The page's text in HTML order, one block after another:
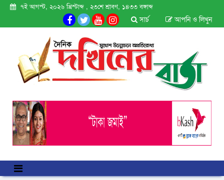
৭ই আগস্ট, ২০২৬ খ্রিস্টাব্দ , ২৩শে শ্রাবণ, ১৪৩৩ বঙ্গাব্দ
আপনি ও লিখুন
সার্চ